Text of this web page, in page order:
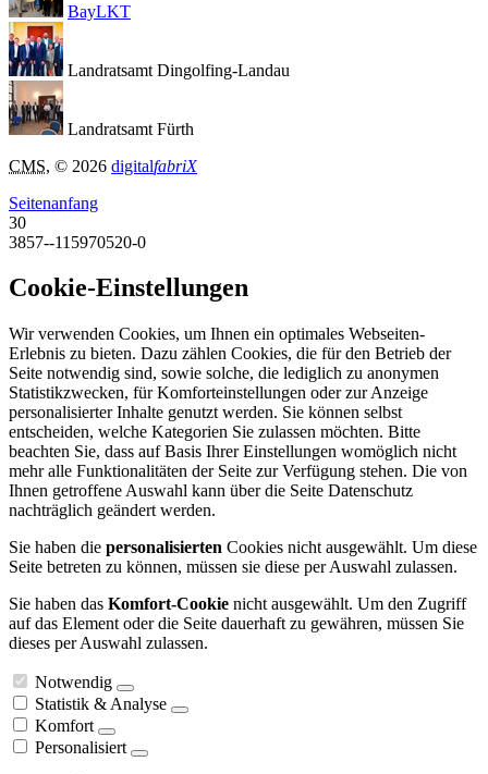
BayLKT
Landratsamt Dingolfing-Landau
Landratsamt Fürth
CMS, © 2026 digitalfabriX
Seitenanfang
30
3857--115970520-0
Cookie-Einstellungen
Wir verwenden Cookies, um Ihnen ein optimales Webseiten-
Erlebnis zu bieten. Dazu zählen Cookies, die für den Betrieb der
Seite notwendig sind, sowie solche, die lediglich zu anonymen
Statistikzwecken, für Komforteinstellungen oder zur Anzeige
personalisierter Inhalte genutzt werden. Sie können selbst
entscheiden, welche Kategorien Sie zulassen möchten. Bitte
beachten Sie, dass auf Basis Ihrer Einstellungen womöglich nicht
mehr alle Funktionalitäten der Seite zur Verfügung stehen. Die von
Ihnen getroffene Auswahl kann über die Seite Datenschutz
nachträglich geändert werden.
Sie haben die personalisierten Cookies nicht ausgewählt. Um diese
Seite betreten zu können, müssen sie diese per Auswahl zulassen.
Sie haben das Komfort-Cookie nicht ausgewählt. Um den Zugriff
auf das Element oder die Seite dauerhaft zu gewähren, müssen Sie
dieses per Auswahl zulassen.
Notwendig
Statistik & Analyse
Komfort
Personalisiert